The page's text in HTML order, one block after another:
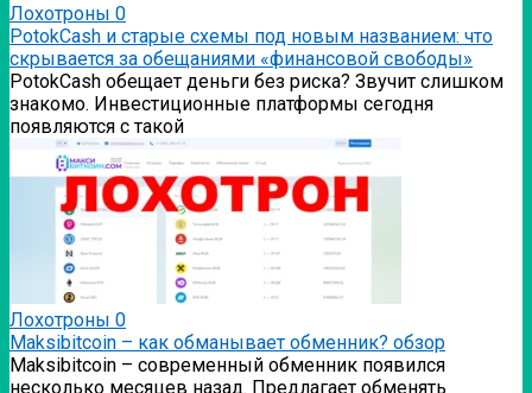
Лохотроны 0
PotokCash и старые схемы под новым названием: что
скрывается за обещаниями «финансовой свободы»
PotokCash обещает деньги без риска? Звучит слишком
знакомо. Инвестиционные платформы сегодня
появляются с такой
Лохотроны 0
Мaksibitcoin – как обманывает обменник? обзор
Мaksibitcoin – современный обменник появился
несколько месяцев назад. Предлагает обменять